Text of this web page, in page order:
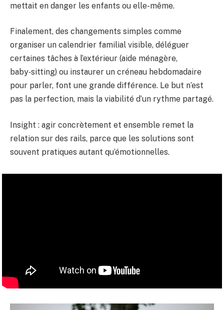
mettait en danger les enfants ou elle-même.
Finalement, des changements simples comme
organiser un calendrier familial visible, déléguer
certaines tâches à l’extérieur (aide ménagère,
baby‑sitting) ou instaurer un créneau hebdomadaire
pour parler, font une grande différence. Le but n’est
pas la perfection, mais la viabilité d’un rythme partagé.
Insight : agir concrètement et ensemble remet la
relation sur des rails, parce que les solutions sont
souvent pratiques autant qu’émotionnelles.